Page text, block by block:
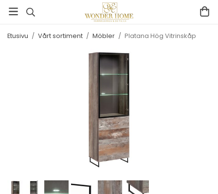
Etusivu / Vårt sortiment / Möbler / Platana Hög Vitrinskåp